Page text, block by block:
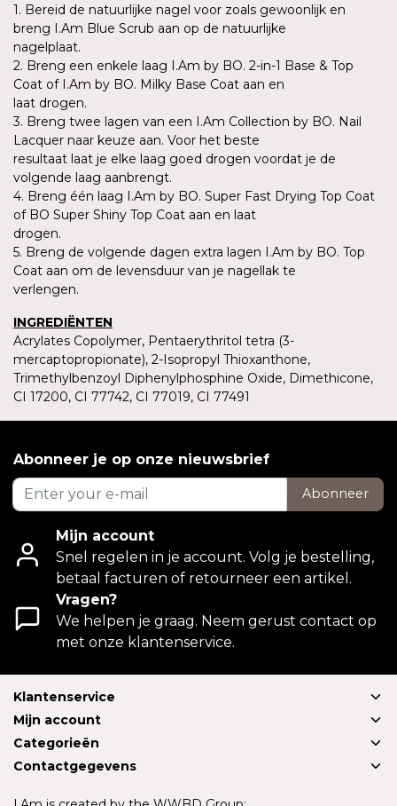
1. Bereid de natuurlijke nagel voor zoals gewoonlijk en
breng I.Am Blue Scrub aan op de natuurlijke
nagelplaat.
2. Breng een enkele laag I.Am by BO. 2-in-1 Base & Top
Coat of I.Am by BO. Milky Base Coat aan en
laat drogen.
3. Breng twee lagen van een I.Am Collection by BO. Nail
Lacquer naar keuze aan. Voor het beste
resultaat laat je elke laag goed drogen voordat je de
volgende laag aanbrengt.
4. Breng één laag I.Am by BO. Super Fast Drying Top Coat
of BO Super Shiny Top Coat aan en laat
drogen.
5. Breng de volgende dagen extra lagen I.Am by BO. Top
Coat aan om de levensduur van je nagellak te
verlengen.
INGREDIËNTEN
Acrylates Copolymer, Pentaerythritol tetra (3-
mercaptopropionate), 2-Isopropyl Thioxanthone,
Trimethylbenzoyl Diphenylphosphine Oxide, Dimethicone,
CI 17200, CI 77742, CI 77019, CI 77491
Abonneer je op onze nieuwsbrief
Abonneer
Mijn account
Snel regelen in je account. Volg je bestelling,
betaal facturen of retourneer een artikel.
Vragen?
We helpen je graag. Neem gerust contact op
met onze klantenservice.
Klantenservice
Mijn account
Categorieën
Contactgegevens